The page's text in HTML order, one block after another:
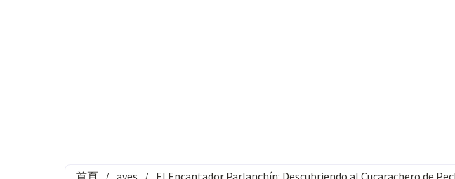
首頁 / aves / El Encantador Parlanchín: Descubriendo al Cucarachero de